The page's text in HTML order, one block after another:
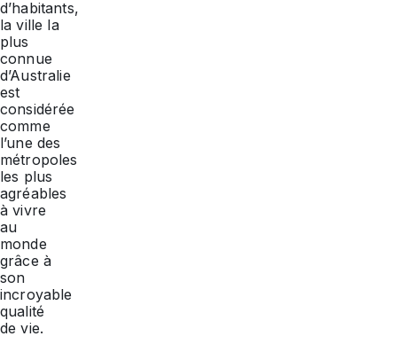
d’habitants,
la ville la
plus
connue
d’Australie
est
considérée
comme
l’une des
métropoles
les plus
agréables
à vivre
au
monde
grâce à
son
incroyable
qualité
de vie.